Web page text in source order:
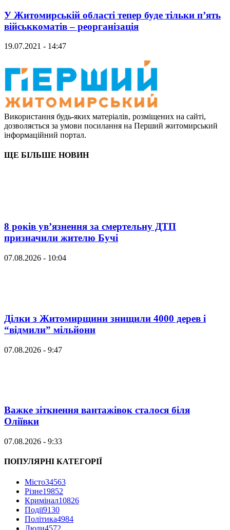
У Житомирській області тепер буде тільки п’ять
військкоматів – реорганізація
19.07.2021 - 14:47
Використання будь-яких матеріалів, розміщених на сайті,
дозволяється за умови посилання на Перший житомирський
інформаційний портал.
ЩЕ БІЛЬШЕ НОВИН
8 років ув’язнення за смертельну ДТП
призначили жителю Бучі
07.08.2026 - 10:04
Ділки з Житомирщини знищили 4000 дерев і
“відмили” мільйони
07.08.2026 - 9:47
Важке зіткнення вантажівок сталося біля
Оліївки
07.08.2026 - 9:33
ПОПУЛЯРНІ КАТЕГОРІЇ
Місто34563
Різне19852
Кримінал10826
Події9130
Політика4984
Люди4572